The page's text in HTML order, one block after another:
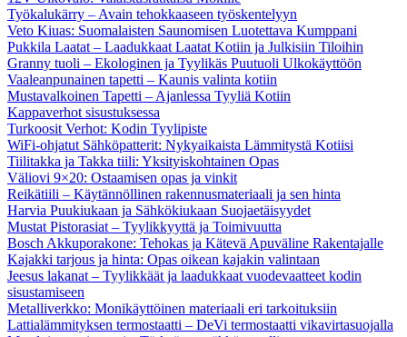
Työkalukärry – Avain tehokkaaseen työskentelyyn
Veto Kiuas: Suomalaisten Saunomisen Luotettava Kumppani
Pukkila Laatat – Laadukkaat Laatat Kotiin ja Julkisiin Tiloihin
Granny tuoli – Ekologinen ja Tyylikäs Puutuoli Ulkokäyttöön
Vaaleanpunainen tapetti – Kaunis valinta kotiin
Mustavalkoinen Tapetti – Ajanlessa Tyyliä Kotiin
Kappaverhot sisustuksessa
Turkoosit Verhot: Kodin Tyylipiste
WiFi-ohjatut Sähköpatterit: Nykyaikaista Lämmitystä Kotiisi
Tiilitakka ja Takka tiili: Yksityiskohtainen Opas
Väliovi 9×20: Ostaamisen opas ja vinkit
Reikätiili – Käytännöllinen rakennusmateriaali ja sen hinta
Harvia Puukiukaan ja Sähkökiukaan Suojaetäisyydet
Mustat Pistorasiat – Tyylikkyyttä ja Toimivuutta
Bosch Akkuporakone: Tehokas ja Kätevä Apuväline Rakentajalle
Kajakki tarjous ja hinta: Opas oikean kajakin valintaan
Jeesus lakanat – Tyylikkäät ja laadukkaat vuodevaatteet kodin
sisustamiseen
Metalliverkko: Monikäyttöinen materiaali eri tarkoituksiin
Lattialämmityksen termostaatti – DeVi termostaatti vikavirtasuojalla